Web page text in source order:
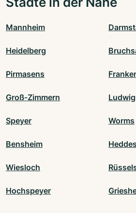
Mannheim
Heidelberg
Pirmasens
Groß-Zimmern
Speyer Worms
Bensheim
Wiesloch
Hochspeyer